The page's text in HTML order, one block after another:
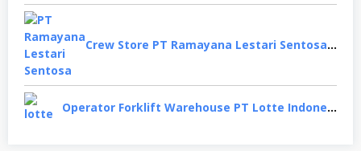
Crew Store PT Ramayana Lestari Sentosa, Jakarta Selatan
Operator Forklift Warehouse PT Lotte Indonesia, Cikarang